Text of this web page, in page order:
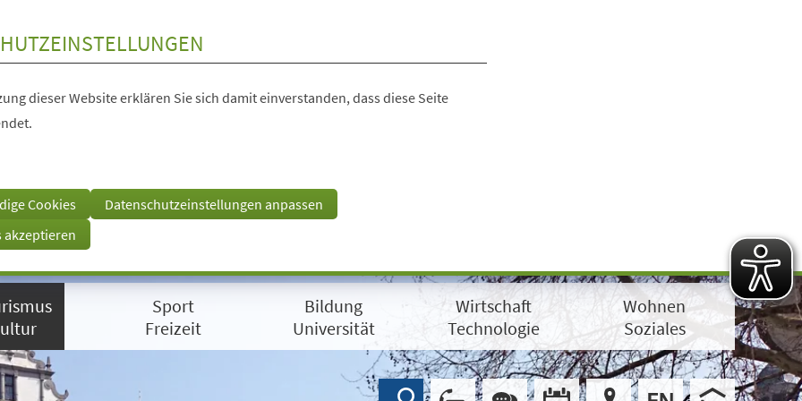
dieser Website erklären Sie sich damit einverstanden, dass diese Seite
Cookies
Datenschutzeinstellungen anpassen
akzeptieren
Sport
Freizeit
Bildung
Universität
Wirtschaft
Technologie
Wohnen
Soziales